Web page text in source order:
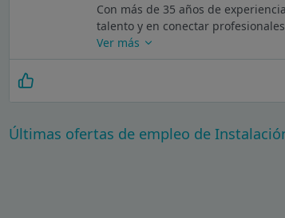
Con más de 35 años de
talento y en conectar
Ver más
Últimas ofertas de empleo de